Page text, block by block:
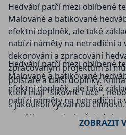
Hedvábí patří mezi oblíbené
Malované a batikované
efektní doplněk, ale také
nabízí náměty na netradiční
dekorování a zpracování
zpracovaným projektům si
polštáře a další doplňky.
kteří mají "šikovné ruce",
s jakoukoli výtvarnou
vysvětleny podrobně, tedy i
projekty zaujmou i zkušené
Hedvábí patří mezi oblíbené
Malované a batikované
efektní doplněk, ale také
nabízí náměty na netradiční a
ZOBRAZIT